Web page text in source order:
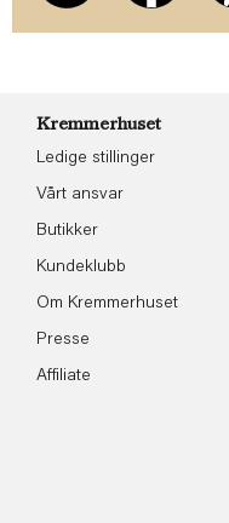
Kremmerhuset
Ledige stillinger
Vårt ansvar
Butikker
Kundeklubb
Om Kremmerhuset
Presse
Affiliate